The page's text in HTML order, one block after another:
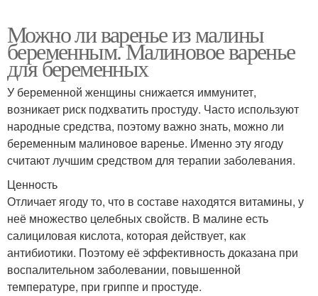
Можно ли варенье из малины
беременным. Малиновое варенье
для беременных
У беременной женщины снижается иммунитет,
возникает риск подхватить простуду. Часто используют
народные средства, поэтому важно знать, можно ли
беременным малиновое варенье. Именно эту ягоду
считают лучшим средством для терапии заболевания.
Ценность
Отличает ягоду то, что в составе находятся витамины, у
неё множество целебных свойств. В малине есть
салициловая кислота, которая действует, как
антибиотики. Поэтому её эффективность доказана при
воспалительном заболевании, повышенной
температуре, при гриппе и простуде.